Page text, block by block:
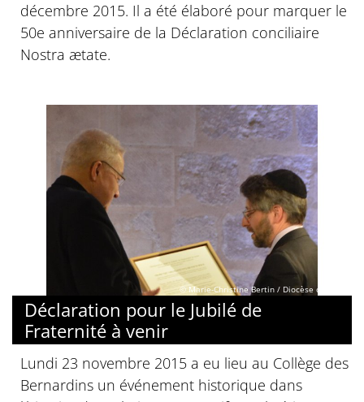
décembre 2015. Il a été élaboré pour marquer le
50e anniversaire de la Déclaration conciliaire
Nostra ӕtate.
© Marie-Christine Bertin / Diocèse de Paris
Déclaration pour le Jubilé de
Fraternité à venir
Lundi 23 novembre 2015 a eu lieu au Collège des
Bernardins un événement historique dans